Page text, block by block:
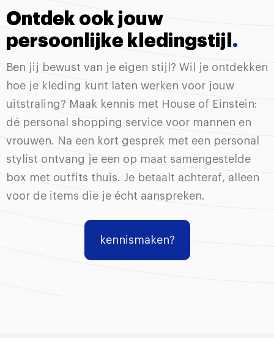
Ontdek ook jouw
persoonlijke kledingstijl .
Ben jij bewust van je eigen stijl? Wil je ontdekken
hoe je kleding kunt laten werken voor jouw
uitstraling? Maak kennis met House of Einstein:
dé personal shopping service voor mannen en
vrouwen. Na een kort gesprek met een personal
stylist ontvang je een op maat samengestelde
box met outfits thuis. Je betaalt achteraf, alleen
voor de items die je écht aanspreken.
kennismaken?